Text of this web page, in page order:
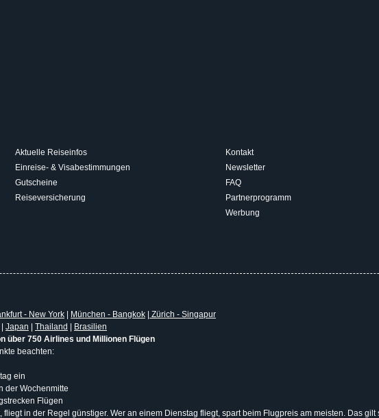
Aktuelle Reiseinfos
Einreise- & Visabestimmungen
Gutscheine
Reiseversicherung
Kontakt
Newsletter
FAQ
Partnerprogramm
Werbung
- New York München - Bangkok
Zürich - Singapur
Japan Thailand
Brasilien
über 750 Airlines und Millionen Flügen
beachten:
ein
der Wochenmitte
Flügen
fliegt in der Regel günstiger. Wer an einem Dienstag fliegt, spart beim Flugpreis am meisten. Das